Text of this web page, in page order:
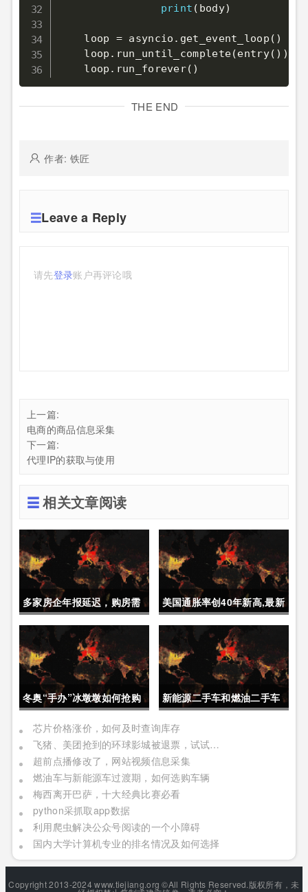
print ( body)
    loop
= asyncio . get_event_loop ( )
    loop
. run_until_complete(entry( ) )
    loop
. run_forever( )
THE END
作者: 铁匠
Leave a Reply
请先登录账户再评论哦
上一篇:
电商的商品信息采集
下一篇:
代理IP的获取与使用
相关文章阅读
多家房企年报延迟，购房需
要重点关注
美国通胀率创40年新高,最新
经济动态
冬奥“手办”冰墩墩如何抢购
新能源二手车和燃油二手车
如何选择
芯片价格涨价，如何及时查询库存
飞猪、美团抢到的环球影城被退票，试试官方APP
超前点播修改了，网站视频信息采集
燃油车与新能源车过渡期，如何选购车辆
梅西离开巴萨，十大经典比赛必看
python采抓取app数据
利用爬虫解决公众号阅读的一个小障碍
国内大学计算机专业的排名情况及如何选择
Copyright 2013-2024 www.tiejiang.org ©All Rights Reserved.版权所有，未